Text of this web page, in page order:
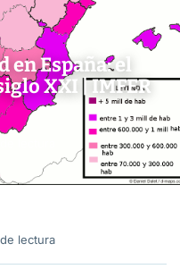
en España: el
XXI | IMFER
lectura